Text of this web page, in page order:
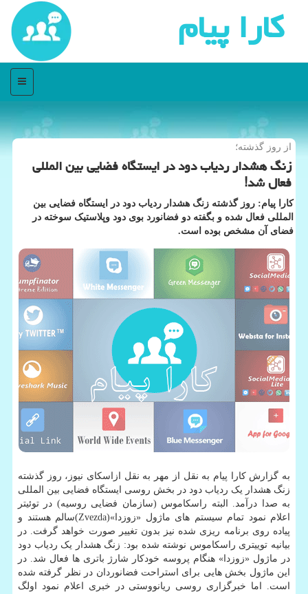
كارا پیام
منو
از روز گذشته؛
زنگ هشدار ردیاب دود در ایستگاه فضایی بین المللی
فعال شد!
کارا پیام: روز گذشته زنگ هشدار ردیاب دود در ایستگاه فضایی بین
المللی فعال شده و بگفته دو فضانورد بوی دود وپلاستیک سوخته در
فضای آن مشخص بوده است.
به گزارش کارا پیام به نقل از مهر به نقل ازاسکای نیوز، روز گذشته
زنگ هشدار یک ردیاب دود در بخش روسی ایستگاه فضایی بین المللی
به صدا درآمد. البته راسکاموس (سازمان فضایی روسیه) در توئیتر
اعلام نمود تمام سیستم های ماژول «زوزدا»(Zvezda)سالم هستند و
پیاده روی برنامه ریزی شده نیز بدون تغییر صورت خواهد گرفت. در
بیانیه توییتری راسکاموس نوشته شده بود: زنگ هشدار یک ردیاب دود
در ماژول «زوزدا» هنگام پروسه خودکار شارژ باتری ها فعال شد. در
این ماژول بخش هایی برای استراحت فضانوردان در نظر گرفته شده
است. اما خبرگزاری روسی ریانووستی در خبری اعلام نمود اولگ